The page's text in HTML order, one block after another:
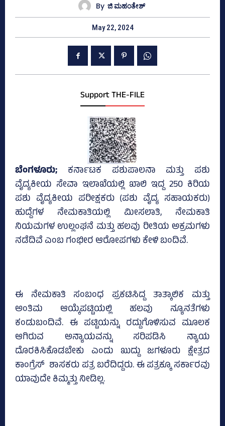
By ಜಿ ಮಹಂತೇಶ್
May 22, 2024
Support THE-FILE
ಬೆಂಗಳೂರು; ಕರ್ನಾಟಕ ಪಶುಪಾಲನಾ ಮತ್ತು ಪಶು
ವೈದ್ಯಕೀಯ ಸೇವಾ ಇಲಾಖೆಯಲ್ಲಿ ಖಾಲಿ ಇದ್ದ 250 ಕಿರಿಯ
ಪಶು ವೈದ್ಯಕೀಯ ಪರೀಕ್ಷಕರು (ಪಶು ವೈದ್ಯ ಸಹಾಯಕರು)
ಹುದ್ದೆಗಳ ನೇಮಕಾತಿಯಲ್ಲಿ ಮೀಸಲಾತಿ, ನೇಮಕಾತಿ
ನಿಯಮಗಳ ಉಲ್ಲಂಘನೆ ಮತ್ತು ಹಲವು ರೀತಿಯ ಅಕ್ರಮಗಳು
ನಡೆದಿವೆ ಎಂಬ ಗಂಭೀರ ಆರೋಪಗಳು ಕೇಳಿ ಬಂದಿವೆ.
ಈ ನೇಮಕಾತಿ ಸಂಬಂಧ ಪ್ರಕಟಿಸಿದ್ದ ತಾತ್ಕಾಲಿಕ ಮತ್ತು
ಅಂತಿಮ ಆಯ್ಕೆಪಟ್ಟಿಯಲ್ಲಿ ಹಲವು ನ್ಯೂನತೆಗಳು
ಕಂಡುಬಂದಿವೆ. ಈ ಪಟ್ಟಿಯನ್ನು ರದ್ದುಗೊಳಿಸುವ ಮೂಲಕ
ಆಗಿರುವ ಅನ್ಯಾಯವನ್ನು ಸರಿಪಡಿಸಿ ನ್ಯಾಯ
ದೊರಕಿಸಿಕೊಡಬೇಕು ಎಂದು ಖುದ್ದು ಜಗಳೂರು ಕ್ಷೇತ್ರದ
ಕಾಂಗ್ರೆಸ್‌ ಶಾಸಕರು ಪತ್ರ ಬರೆದಿದ್ದರು. ಈ ಪತ್ರಕ್ಕೂ ಸರ್ಕಾರವು
ಯಾವುದೇ ಕಿಮ್ಮತ್ತು ನೀಡಿಲ್ಲ.